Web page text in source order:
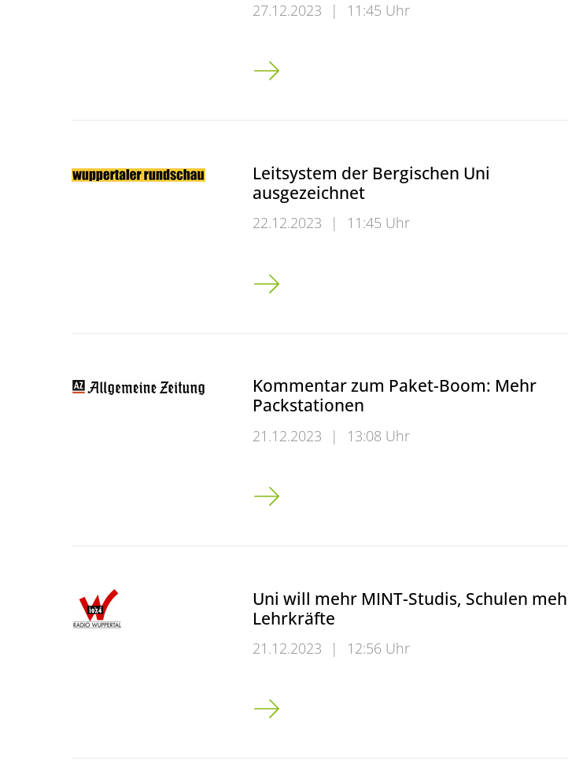
27.12.2023 | 11:45 Uhr
Geld für Start-up-Projekt der Bergische Uni
Leitsystem der Bergischen Uni
ausgezeichnet
22.12.2023 | 11:45 Uhr
Leitsystem der Bergischen Uni ausgezeichnet
Kommentar zum Paket-Boom: Mehr
Packstationen
21.12.2023 | 13:08 Uhr
Kommentar zum Paket-Boom: Mehr
Uni will mehr MINT-Studis, Schulen
Lehrkräfte
21.12.2023 | 12:56 Uhr
Uni will mehr MINT-Studis, Schulen mehr